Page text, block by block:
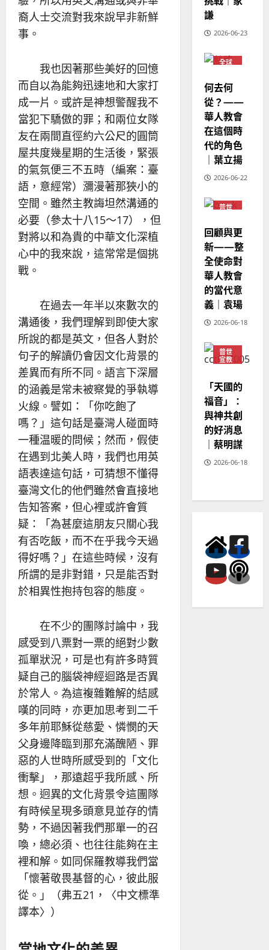
裔人士交流對我來說早非新鮮
事。
我也因著那些美好的回憶
而自以為能夠迅速地和大家打
成一片。或許是神想警醒我不
當犯下驕傲的罪；和兩位女隊
友在兩間直徑約六公尺的圓筒
屋共度幾星期的生活後，緊張
的氣氛便三不五時（編案：臺
語，意經常）瀰漫著那狹小的
空間。雖然主教誨坦然溝通的
必要（參太十八15～17），但
對將以和為貴的中華文化深植
心中的我來說，這常常是個挑
戰。
在過去一年半以來數次的
溝通後，我們理解到即使大家
所說的都是英文，但各人對於
句子的解讀仍會因文化背景的
差異而有所不同。語言下深層
的涵義是常未被察覺的爭執導
火線。譬如：「你吃飽了
嗎？」這句話是臺灣人碰面時
一種温暖的問候；然而，假使
在遇到北美人時，我們也用英
語表達這句話，可猜想不懂得
臺灣文化的他們雖然會直接地
告知答案，但心裡或許會質
疑：「為甚麼這朋友只關心我
有否吃飯，而不在乎我今天過
得好嗎？」在這些時候，沒有
所謂的是非對錯，只是能否對
於相異性抱持包容的態度。
在不少的團隊討論中，我
感受到八票對一票的絕對少數
孤單狀況，可是也有許多時質
疑自己的腦袋神經迴路是否異
於常人。為這複雜難解的結感
嘆的同時，亦更加思考到二千
多年前耶穌從慈愛、憐憫的天
父身邊降臨到那充滿醜陋、罪
惡的人世時所感受到的「文化
衝擊」，那遠超乎我所感、所
想。迥異的文化背景令這團隊
有時候呈現多頭意見並存的情
勢，不過因著我們那單一的召
喚，總必須、也往往能夠在主
裡和解。如同保羅教導我們當
「懷著敬畏基督的心，彼此服
從。」（弗五21，〈中文標準
譯本〉）
02-
陽
萍
2025-
02-
20
的
農
曆
新
年
｜
余
自
力
2025-
7
國
華
人
教
經
歷
｜
吳
振
、
溫
淑
2025-
02-
20
謙
2026-06-23
全球
普世
宣教
何去何
從？——
華人教會
在這個時
代的角色
｜葉立揚
2026-06-22
普世
回顧與更
新——整
全使命對
華人教會
的當代意
義｜袁瑒
2026-06-18
普世
宣教
「天國的
福音」：
與神共創
的好消息
｜蔡明謀
2026-06-18